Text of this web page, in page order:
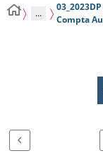
...
Compta